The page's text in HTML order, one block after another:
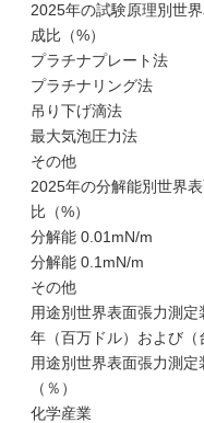
2025年の試験原理別世
成比（%）
プラチナプレート法
プラチナリング法
吊り下げ滴法
最大気泡圧力法
その他
2025年の分解能別世界
比（%）
分解能 0.01mN/m
分解能 0.1mN/m
その他
用途別世界表面張力測
年（百万ドル）および（
用途別世界表面張力測
（％）
化学産業